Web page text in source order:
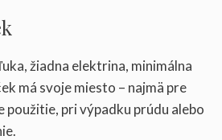
žiadna elektrina, minimálna
má svoje miesto – najmä pre
použitie, pri výpadku prúdu alebo